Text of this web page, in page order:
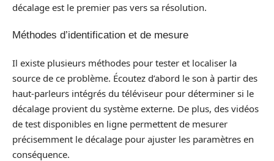
décalage est le premier pas vers sa résolution.
Méthodes d’identification et de mesure
Il existe plusieurs méthodes pour tester et localiser la
source de ce problème. Écoutez d’abord le son à partir des
haut-parleurs intégrés du téléviseur pour déterminer si le
décalage provient du système externe. De plus, des vidéos
de test disponibles en ligne permettent de mesurer
précisemment le décalage pour ajuster les paramètres en
conséquence.